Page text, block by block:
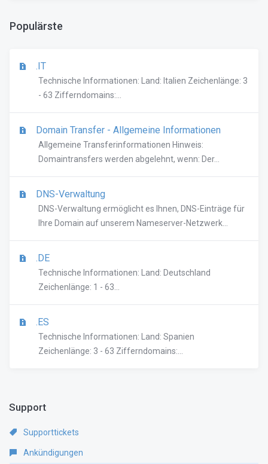
Populärste
.IT
Technische Informationen: Land: Italien Zeichenlänge: 3
- 63 Zifferndomains:...
Domain Transfer - Allgemeine Informationen
Allgemeine Transferinformationen Hinweis:
Domaintransfers werden abgelehnt, wenn: Der...
DNS-Verwaltung
DNS-Verwaltung ermöglicht es Ihnen, DNS-Einträge für
Ihre Domain auf unserem Nameserver-Netzwerk...
.DE
Technische Informationen: Land: Deutschland
Zeichenlänge: 1 - 63...
.ES
Technische Informationen: Land: Spanien
Zeichenlänge: 3 - 63 Zifferndomains:...
Support
Supporttickets
Ankündigungen